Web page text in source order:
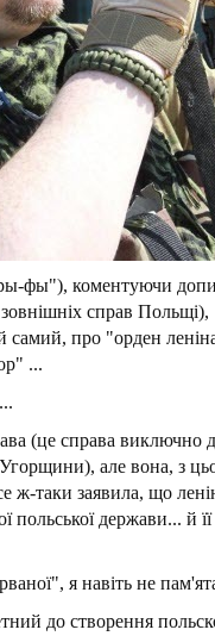
фы"), коментуючи
справ Польщі),
самий, про "орден
...
(це справа виключно
але вона, з
ж-таки заявила, що
польської держави... й
я навіть не
до створення